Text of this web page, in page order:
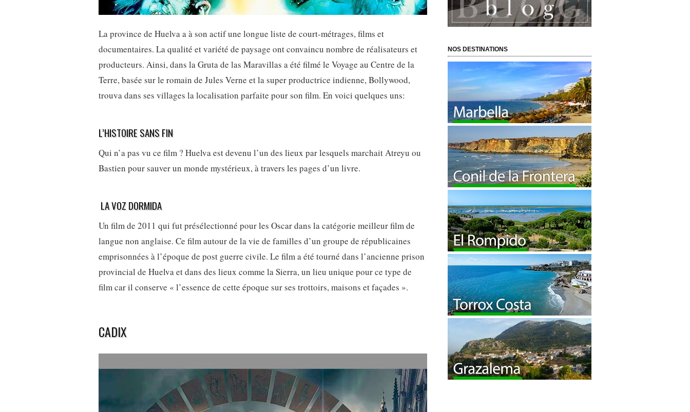
La province de Huelva a à son actif une longue liste de court-métrages, films et
documentaires. La qualité et variété de paysage ont convaincu nombre de réalisateurs et
producteurs. Ainsi, dans la Gruta de las Maravillas a été filmé le Voyage au Centre de la
Terre, basée sur le romain de Jules Verne et la super productrice indienne, Bollywood,
trouva dans ses villages la localisation parfaite pour son film. En voici quelques uns:
L’HISTOIRE SANS FIN
Qui n’a pas vu ce film ? Huelva est devenu l’un des lieux par lesquels marchait Atreyu ou
Bastien pour sauver un monde mystérieux, à travers les pages d’un livre.
LA VOZ DORMIDA
Un film de 2011 qui fut présélectionné pour les Oscar dans la catégorie meilleur film de
langue non anglaise. Ce film autour de la vie de familles d’un groupe de républicaines
emprisonnées à l’époque de post guerre civile. Le film a été tourné dans l’ancienne prison
provincial de Huelva et dans des lieux comme la Sierra, un lieu unique pour ce type de
film car il conserve « l’essence de cette époque sur ses trottoirs, maisons et façades ».
CADIX
NOS DESTINATIONS